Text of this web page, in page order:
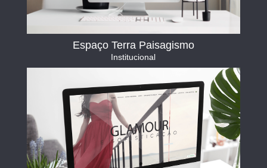
Espaço Terra Paisagismo
Institucional